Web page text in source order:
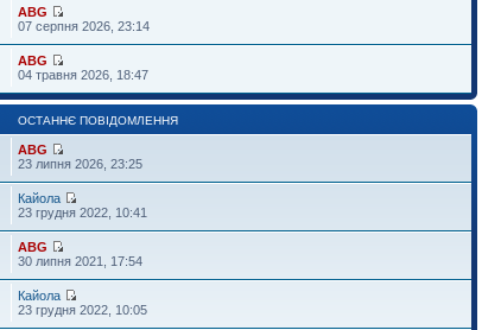
ABG
07 серпня 2026, 23:14
ABG
04 травня 2026, 18:47
ОСТАННЄ ПОВІДОМЛЕННЯ
ABG
23 липня 2026, 23:25
Кайола
23 грудня 2022, 10:41
ABG
30 липня 2021, 17:54
Кайола
23 грудня 2022, 10:05